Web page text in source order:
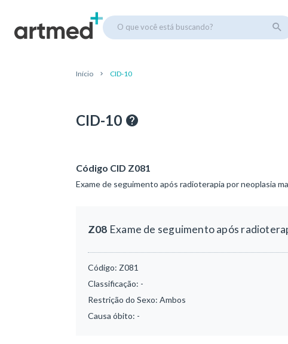
O que você está buscando?
Início CID-10
CID-10
Código CID Z081
Exame de seguimento após radioterapia por neoplasia
Z08 Exame de seguimento após
Código: Z081
Classificação: -
Restrição do Sexo: Ambos
Causa óbito: -